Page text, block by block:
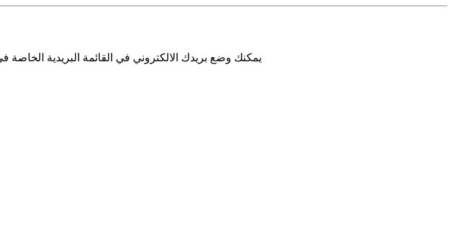
يمكنك وضع بريدك الالكتروني في القائمة البريدية